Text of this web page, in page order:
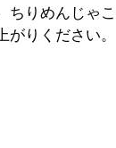
りめんじゃ
りください。